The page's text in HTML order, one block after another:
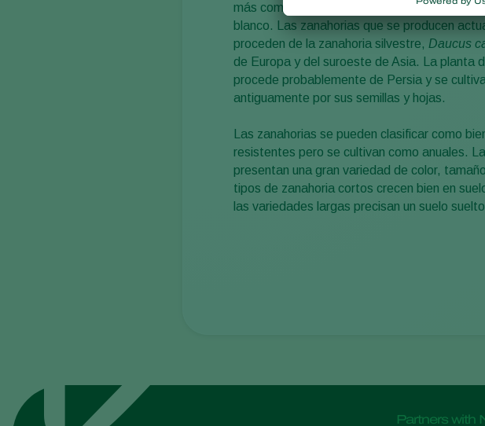
más común al negro y púrpura, pero también
blanco. Las zanahorias que se producen
proceden de la zanahoria silvestre, Daucus
de Europa y del suroeste de Asia. La planta
procede probablemente de Persia y se
antiguamente por sus semillas y hojas.
Las zanahorias se pueden clasificar como
resistentes pero se cultivan como anuales.
presentan una gran variedad de color,
tipos de zanahoria cortos crecen bien en
las variedades largas precisan un suelo
Partners with